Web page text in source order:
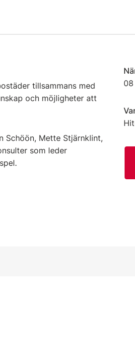
tillsammans med
och möjligheter att
Schöön, Mette Stjärnklint,
som leder